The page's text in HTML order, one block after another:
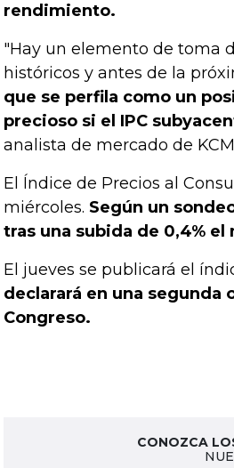
rendimiento.
"Hay un elemento de toma
históricos y antes de la
que se perfila como un
precioso si el IPC
analista de mercado de
El Índice de Precios al
miércoles. Según un
tras una subida de 0,4% el
El jueves se publicará el
declarará en una segunda
Congreso.
CONOZCA